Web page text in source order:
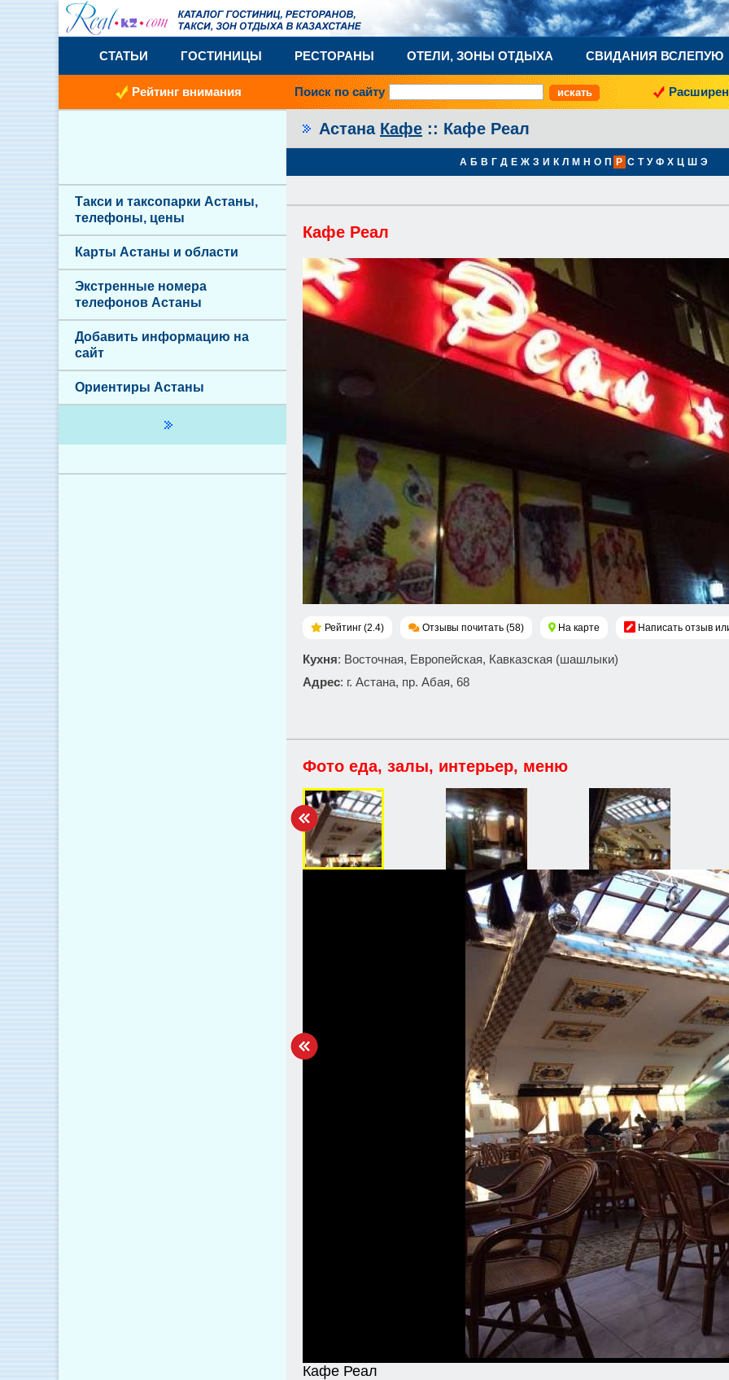
СТАТЬИ ГОСТИНИЦЫ РЕСТОРАНЫ ОТЕЛИ, ЗОНЫ ОТДЫХА СВИДАНИЯ ВСЛЕПУЮ
Рейтинг внимания Поиск по сайту
Астана Кафе :: Кафе Реал
А Б В Г Д Е Ж З И К Л М Н О П Р С Т У Ф Х Ц Ш Э
Кафе Реал
Рейтинг (2.4) Отзывы почитать (58) На карте Написать отзыв
Кухня: Восточная, Европейская, Кавказская (шашлыки)
Адрес: г. Астана, пр. Абая, 68
Фото еда, залы, интерьер, меню
Кафе Реал
Такси и таксопарки Астаны,
телефоны, цены
Карты Астаны и области
Экстренные номера
телефонов Астаны
Добавить информацию на
сайт
Ориентиры Астаны